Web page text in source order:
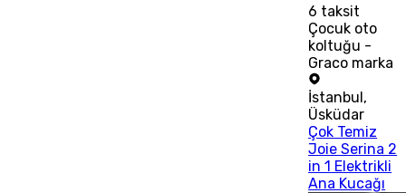
6 taksit
Çocuk oto
koltuğu -
Graco marka
İstanbul,
Üsküdar
Çok Temiz
Joie Serina 2
in 1 Elektrikli
Ana Kucağı